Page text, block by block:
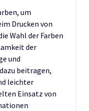
um
Drucken von
Wahl der Farben
der
und
beitragen,
leichter
Einsatz von